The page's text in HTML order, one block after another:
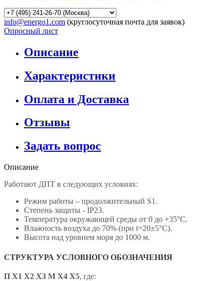
info@energo1.com (круглосуточная почта для заявок)
Опросный лист
Описание
Характеристики
Оплата и Доставка
Отзывы
Задать вопрос
Описание
Работают ДПТ в следующих условиях:
Режим работы – продолжительный S1.
Степень защиты - IP23.
Температура окружающей среды от 0 до +35°С.
Влажность воздуха до 70% (при t=20±5°С).
Высота над уровнем моря до 1000 м.
СТРУКТУРА УСЛОВНОГО ОБОЗНАЧЕНИЯ
П Х1 Х2 Х3 М Х4 X5, где: